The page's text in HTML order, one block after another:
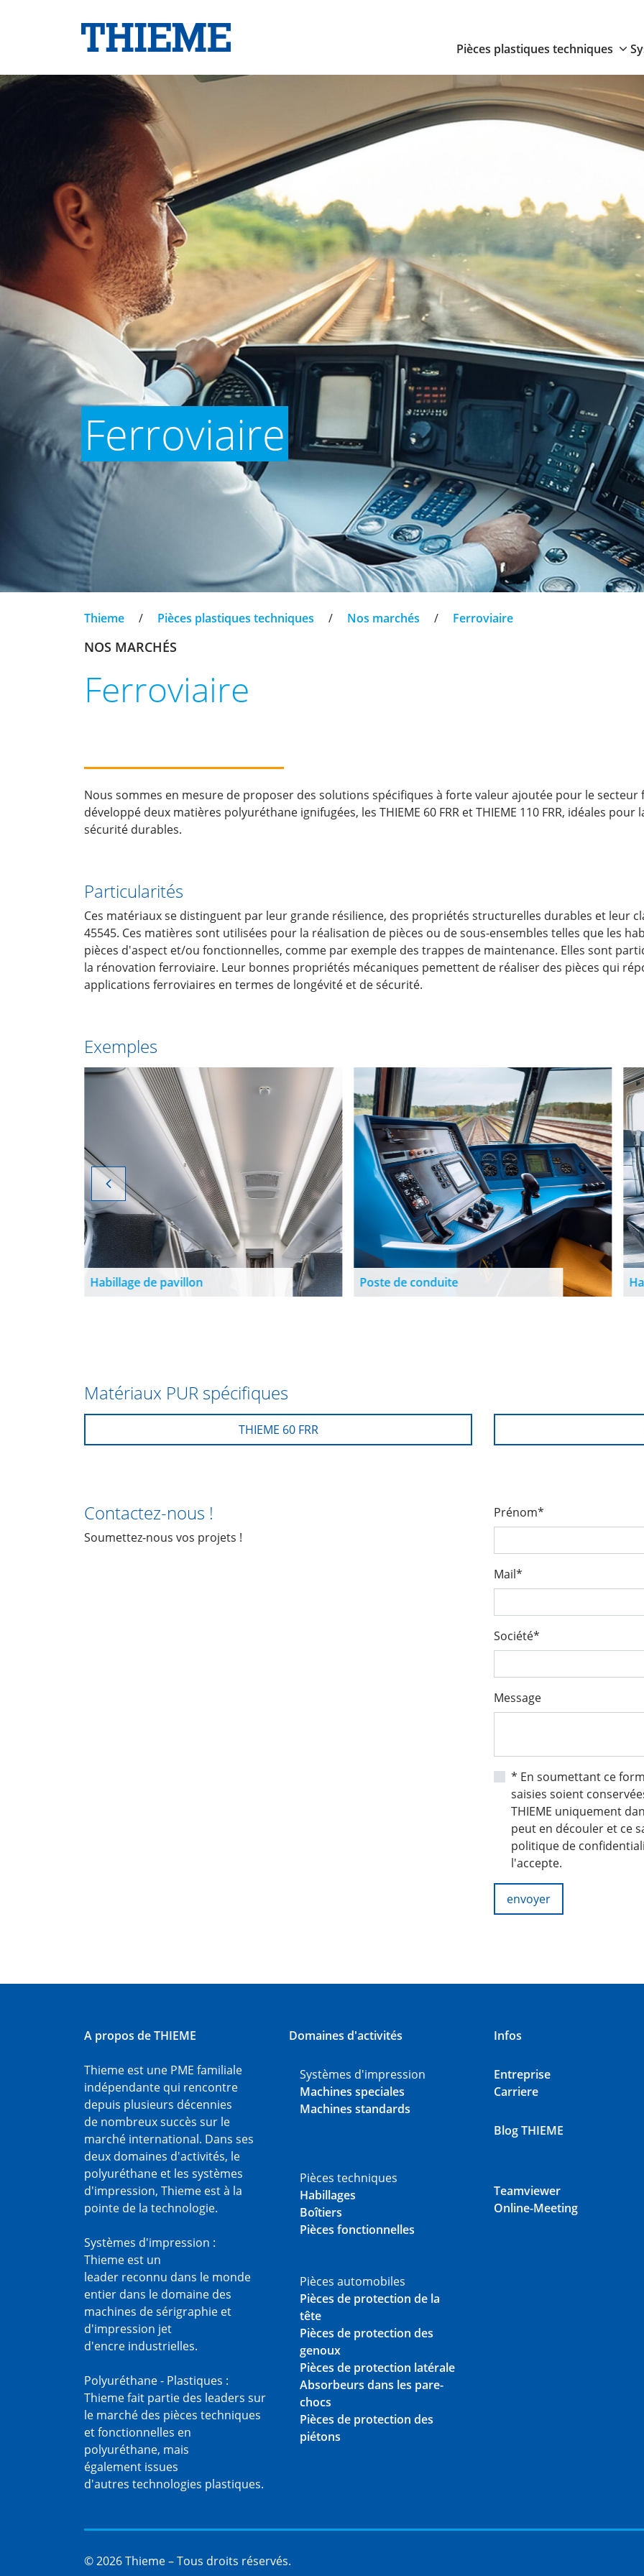
Pièces plastiques techniques
Ferroviaire
Thieme / Pièces plastiques techniques / Nos marchés / Ferroviaire
NOS MARCHÉS
Ferroviaire
Nous sommes en mesure de proposer des solutions spécifiques à forte valeur ajoutée pour le secteur
développé deux matières polyuréthane ignifugées, les THIEME 60 FRR et THIEME 110 FRR, idéales
sécurité durables.
Particularités
Ces matériaux se distinguent par leur grande résilience, des propriétés structurelles durables et leur
45545. Ces matières sont utilisées pour la réalisation de pièces ou de sous-ensembles telles que les
pièces d'aspect et/ou fonctionnelles, comme par exemple des trappes de maintenance. Elles sont
la rénovation ferroviaire. Leur bonnes propriétés mécaniques pemettent de réaliser des pièces qui
applications ferroviaires en termes de longévité et de sécurité.
Exemples
Habillage de pavillon Poste de conduite
Matériaux PUR spécifiques
THIEME 60 FRR
Contactez-nous !
Soumettez-nous vos projets !
Prénom*
Mail*
Société*
Message
* En soumettant ce
saisies soient
THIEME uniquement
peut en découler et ce
politique de
l'accepte.
envoyer
A propos de THIEME
Thieme est une PME familiale
indépendante qui rencontre
depuis plusieurs décennies
de nombreux succès sur le
marché international. Dans ses
deux domaines d'activités, le
polyuréthane et les systèmes
d'impression, Thieme est à la
pointe de la technologie.
Systèmes d'impression :
Thieme est un
leader reconnu dans le monde
entier dans le domaine des
machines de sérigraphie et
d'impression jet
d'encre industrielles.
Polyuréthane - Plastiques :
Thieme fait partie des leaders sur
le marché des pièces techniques
et fonctionnelles en
polyuréthane, mais
également issues
d'autres technologies plastiques.
Domaines d'activités
Systèmes d'impression
Machines speciales
Machines standards
Pièces techniques
Habillages
Boîtiers
Pièces fonctionnelles
Pièces automobiles
Pièces de protection de la
tête
Pièces de protection des
genoux
Pièces de protection latérale
Absorbeurs dans les pare-
chocs
Pièces de protection des
piétons
Infos
Entreprise
Carriere
Blog THIEME
Teamviewer
Online-Meeting
© 2026 Thieme – Tous droits réservés.